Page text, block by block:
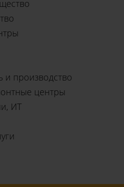
производство
центры
ИТ